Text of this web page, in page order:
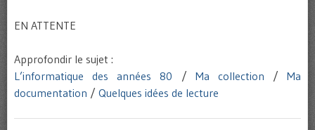
EN ATTENTE
Approfondir le sujet :
L’informatique des années 80 / Ma collection / Ma
documentation / Quelques idées de lecture